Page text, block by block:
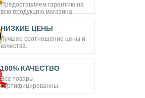
Предоставляем гарантию на
всю продукцию магазина.
НИЗКИЕ ЦЕНЫ
Лучшее соотношение цены и
качества.
100% КАЧЕСТВО
Все товары
сертифицированны.